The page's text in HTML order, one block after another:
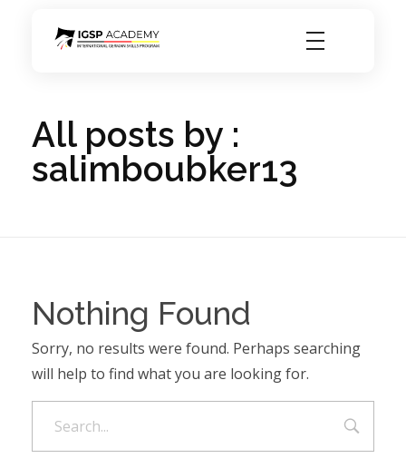
All posts by :
salimboubker13
Nothing Found
Sorry, no results were found. Perhaps searching
will help to find what you are looking for.